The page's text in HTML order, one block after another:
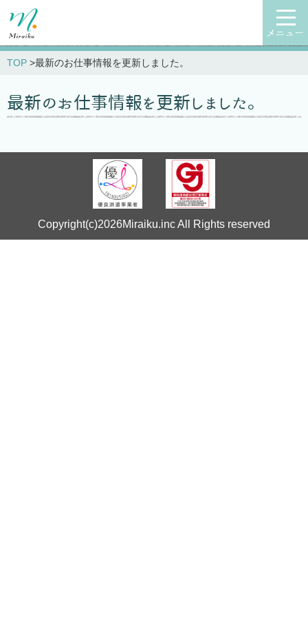
メニュー
TOP 最新のお仕事情報を更新しました。
最新のお仕事情報を更新しました。
Copyright(c)2026Miraiku.inc All Rights reserved